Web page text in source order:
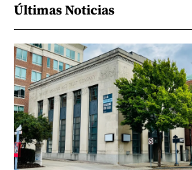
Últimas Noticias